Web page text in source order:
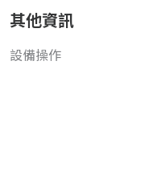
其他資訊
設備操作